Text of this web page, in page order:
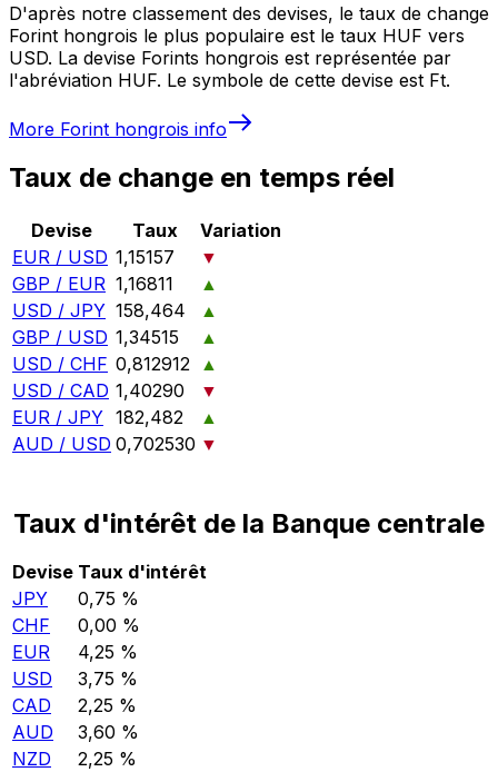
D'après notre classement des devises, le taux de change
Forint hongrois le plus populaire est le taux HUF vers
USD. La devise Forints hongrois est représentée par
l'abréviation HUF. Le symbole de cette devise est Ft.
More Forint hongrois info
Taux de change en temps réel
Devise Taux
Variation
EUR / USD 1,15157
▼
GBP / EUR 1,16811
▲
USD / JPY 158,464
▲
GBP / USD 1,34515
▲
USD / CHF 0,812912 ▲
USD / CAD 1,40290
▼
EUR / JPY 182,482
▲
AUD / USD 0,702530 ▼
Taux d'intérêt de la Banque centrale
Devise Taux d'intérêt
JPY
0,75 %
CHF
0,00 %
EUR
4,25 %
USD
3,75 %
CAD
2,25 %
AUD
3,60 %
NZD
2,25 %